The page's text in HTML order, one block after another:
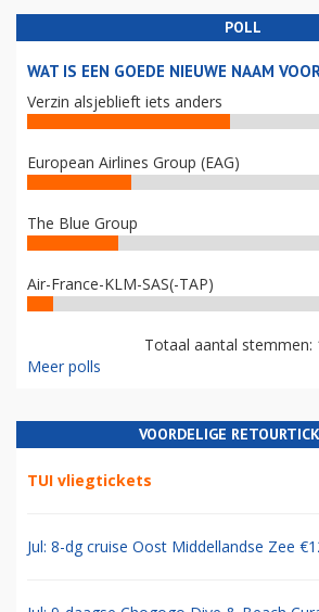
POLL
WAT IS EEN GOEDE NIEUWE NAAM
Verzin alsjeblieft iets anders
European Airlines Group (EAG)
The Blue Group
Air-France-KLM-SAS(-TAP)
Totaal aantal stemmen:
Meer polls
VOORDELIGE
TUI vliegtickets
Jul: 8-dg cruise Oost Middellandse Zee